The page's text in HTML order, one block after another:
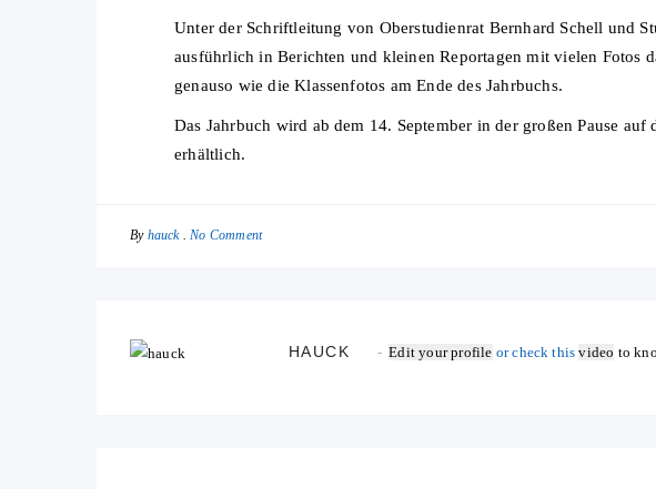
Unter der Schriftleitung von Oberstudienrat Bernhard Schell und
ausführlich in Berichten und kleinen Reportagen mit vielen Fotos
genauso wie die Klassenfotos am Ende des Jahrbuchs.
Das Jahrbuch wird ab dem 14. September in der großen Pause
erhältlich.
By hauck No Comment
HAUCK Edit your profile or check thisvideo to